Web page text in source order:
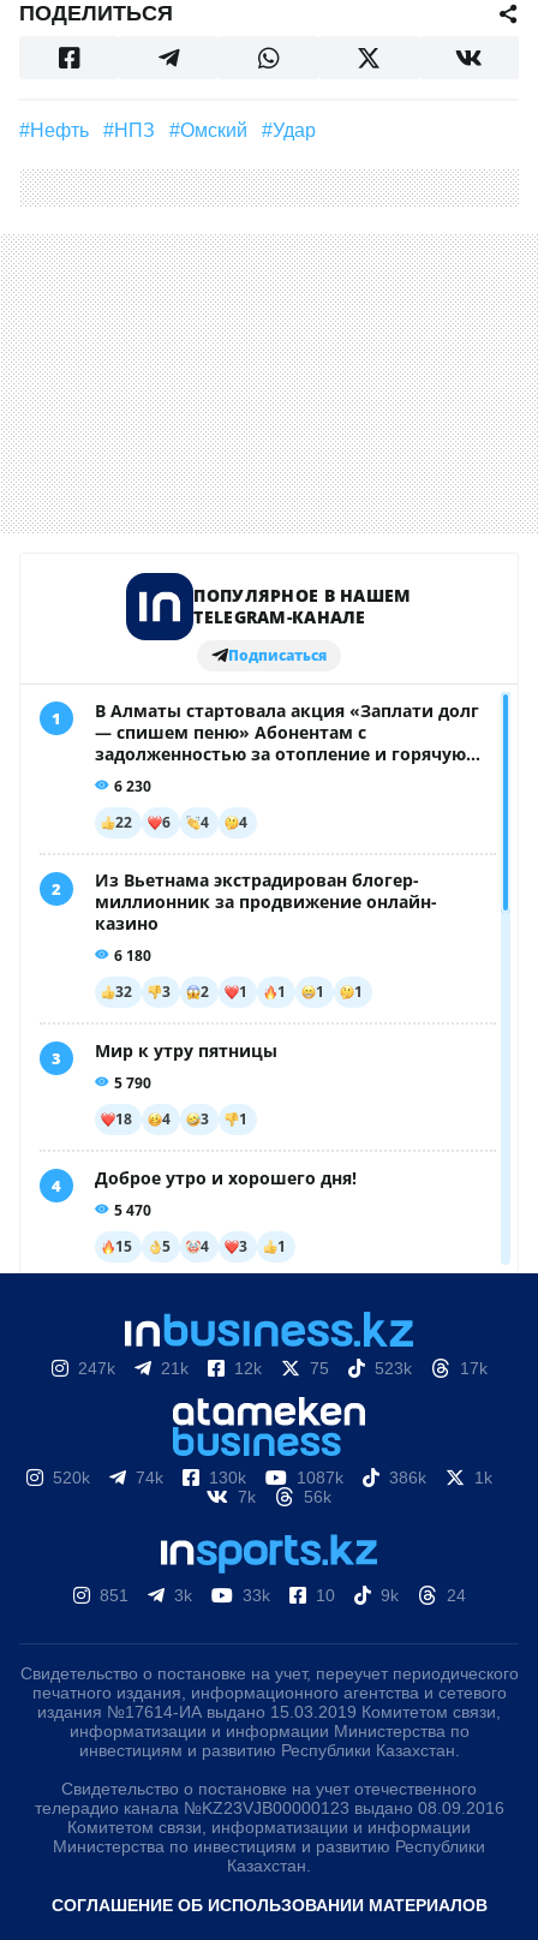
ПОДЕЛИТЬСЯ
#Нефть #НПЗ #Омский #Удар
247k 21k 12k 75 523k 17k
520k 74k 130k 1087k 386k
1k
7k
56k
851 3k 33k 10 9k 24
Свидетельство о постановке на учет, переучет периодического
печатного издания, информационного агентства и сетевого
издания №17614-ИА выдано 15.03.2019 Комитетом связи,
информатизации и информации Министерства по
инвестициям и развитию Республики Казахстан.
Свидетельство о постановке на учет отечественного
телерадио канала №KZ23VJB00000123 выдано 08.09.2016
Комитетом связи, информатизации и информации
Министерства по инвестициям и развитию Республики
Казахстан.
СОГЛАШЕНИЕ ОБ ИСПОЛЬЗОВАНИИ МАТЕРИАЛОВ